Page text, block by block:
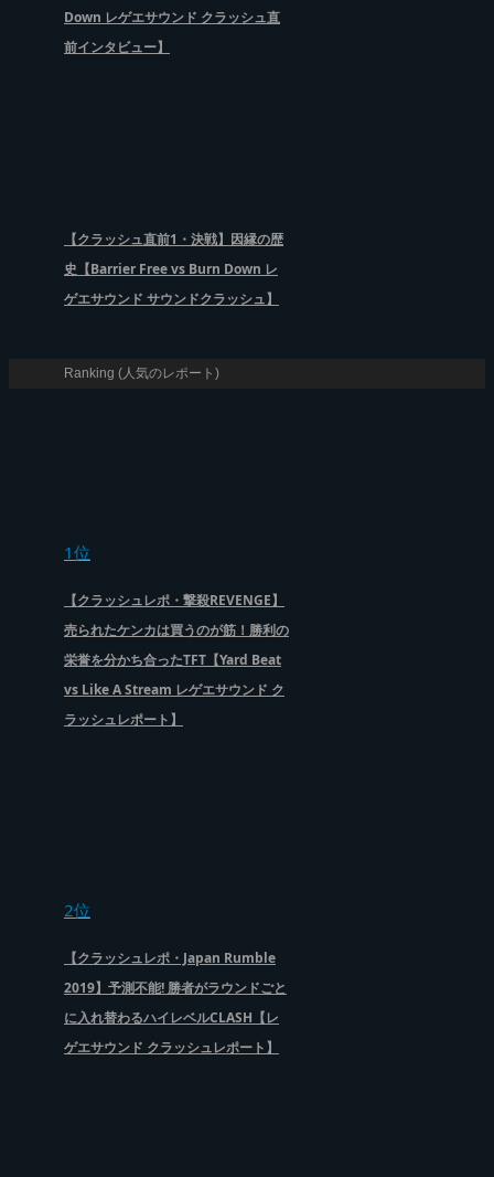
Down レゲエサウンド クラッシュ直
前インタビュー】
【クラッシュ直前1・決戦】因縁の歴
史【Barrier Free vs Burn Down レ
ゲエサウンド サウンドクラッシュ】
Ranking (人気のレポート)
1位
【クラッシュレポ・撃殺REVENGE】
売られたケンカは買うのが筋！勝利の
栄誉を分かち合ったTFT【Yard Beat
vs Like A Stream レゲエサウンド ク
ラッシュレポート】
2位
【クラッシュレポ・Japan Rumble
2019】予測不能! 勝者がラウンドごと
に入れ替わるハイレベルCLASH【レ
ゲエサウンド クラッシュレポート】